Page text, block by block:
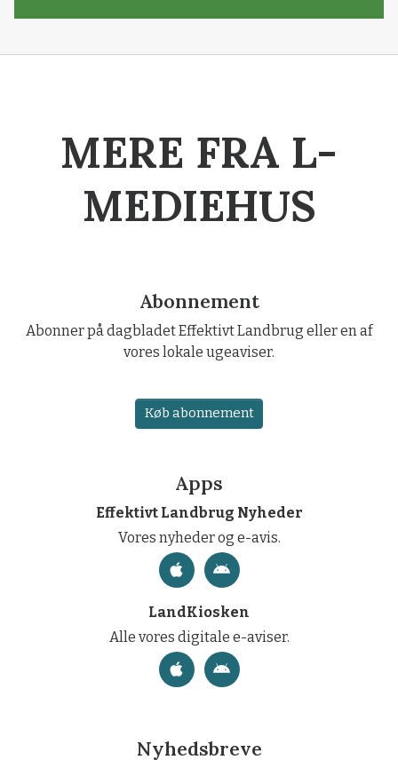
MERE FRA L-
MEDIEHUS
Abonnement
Abonner på dagbladet Effektivt Landbrug eller en af
vores lokale ugeaviser.
Køb abonnement
Apps
Effektivt Landbrug Nyheder
Vores nyheder og e-avis.
LandKiosken
Alle vores digitale e-aviser.
Nyhedsbreve